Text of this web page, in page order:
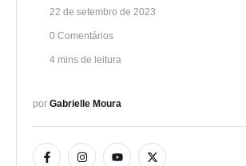
22 de setembro de 2023
0 Comentários
4 mins de leitura
por Gabrielle Moura